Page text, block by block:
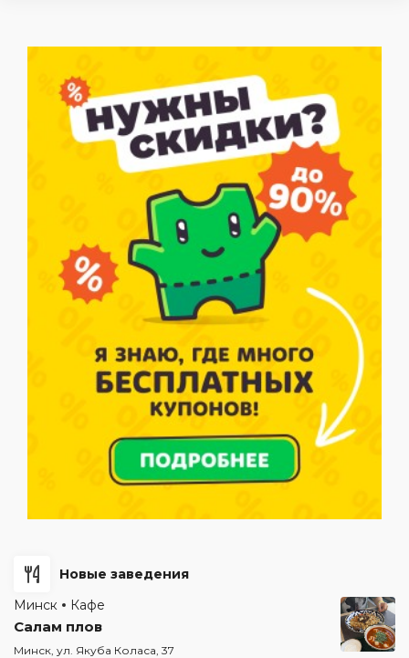
Новые заведения
Минск
Кафе
Салам плов
Минск, ул. Якуба Коласа, 37